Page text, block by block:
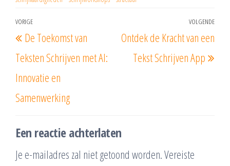
Berichtnavigatie
Vorig
bericht
VORIGE
De Toekomst van
Teksten Schrijven met AI:
Innovatie en
Samenwerking
VOLGENDE
Ontdek de Kracht van een
Tekst Schrijven App
Een reactie achterlaten
Je e-mailadres zal niet getoond worden.Vereiste